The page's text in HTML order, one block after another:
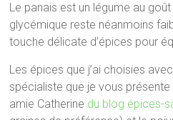
Le panais est un légume au
glycémique reste néanmoins
touche délicate d’épices pour
Les épices que j’ai choisies avec
spécialiste que je vous
amie Catherine du blog épices-